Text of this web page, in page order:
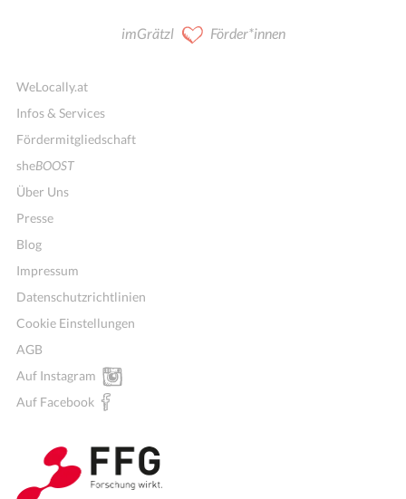
imGrätzl Förder*innen
WeLocally.at
Infos & Services
Fördermitgliedschaft
sheBOOST
Über Uns
Presse
Blog
Impressum
Datenschutzrichtlinien
Cookie Einstellungen
AGB
Auf Instagram
Auf Facebook